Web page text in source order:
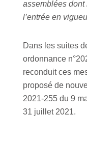
assemblées
l’entrée en
Dans les suites
ordonnance
reconduit ces
proposé de
2021-255 du 9
31 juillet 2021.